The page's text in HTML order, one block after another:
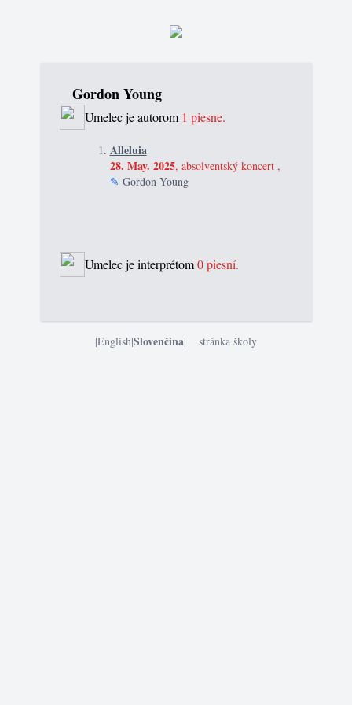
Gordon Young
Umelec je autorom 1 piesne.
Alleluia
28. May. 2025, absolventský koncert ,
✎ Gordon Young
Umelec je interprétom 0 piesní.
|English|Slovenčina| stránka školy